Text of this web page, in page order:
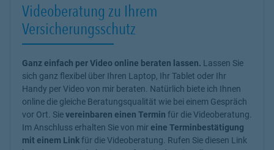
Videoberatung zu Ihrem
Versicherungsschutz
Ganz einfach per Video online beraten lassen. Lassen Sie
sich ganz flexibel über Ihren Laptop, Ihr Tablet oder Ihr
Handy per Video von mir beraten. Natürlich biete ich Ihnen
online die gleiche Beratungsqualität wie bei einem Gespräch
vor Ort. Sievereinbaren einen Termin für die Videoberatung.
Im Anschluss erhalten Sie von mireine Terminbestätigung
mit einem Linkfür die Videoberatung. Rufen Sie diesen Link